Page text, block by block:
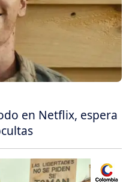
en Netflix, espera